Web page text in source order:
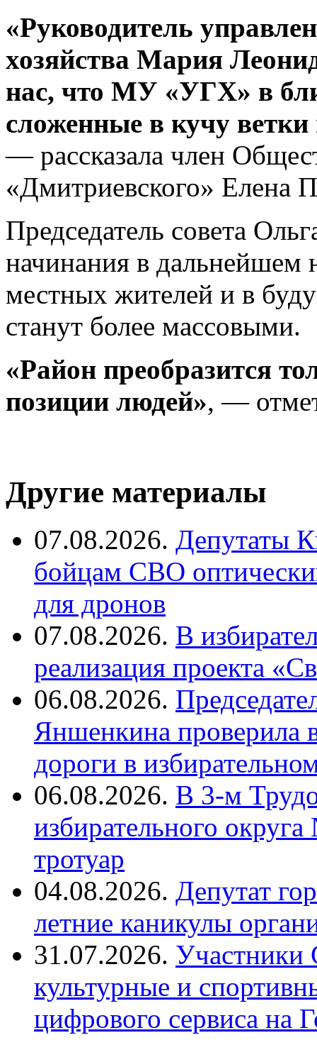
«Руководитель
хозяйства Мария
нас, что МУ «УГХ» в
сложенные в кучу
— рассказала член
«Дмитриевского» Елена
Председатель совета
начинания в
местных жителей и в
станут более массовыми.
«Район преобразится
позиции людей», —
Другие материалы
07.08.2026. Депутаты
бойцам СВО
для дронов
07.08.2026. В
реализация проекта
06.08.2026.
Яншенкина проверила
дороги в
06.08.2026. В 3-м
избирательного
тротуар
04.08.2026. Депутат
летние каникулы
31.07.2026.
культурные и
цифрового сервиса на